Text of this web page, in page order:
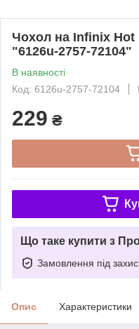
Чохол на Infinix Hot
"6126u-2757-72104"
В наявності
Код: 6126u-2757-72104
229 ₴
Що таке купити з
Замовлення під
Опис Характеристики